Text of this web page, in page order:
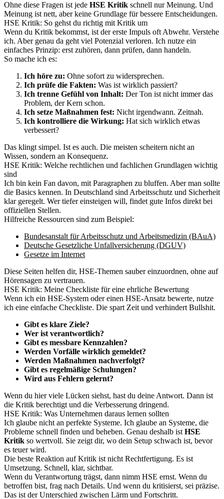
Ohne diese Fragen ist jede HSE Kritik schnell nur Meinung. Und
Meinung ist nett, aber keine Grundlage für bessere Entscheidungen.
HSE Kritik: So gehst du richtig mit Kritik um
Wenn du Kritik bekommst, ist der erste Impuls oft Abwehr. Verstehe
ich. Aber genau da geht viel Potenzial verloren. Ich nutze ein
einfaches Prinzip: erst zuhören, dann prüfen, dann handeln.
So mache ich es:
Ich höre zu: Ohne sofort zu widersprechen.
Ich prüfe die Fakten: Was ist wirklich passiert?
Ich trenne Gefühl von Inhalt: Der Ton ist nicht immer das
Problem, der Kern schon.
Ich setze Maßnahmen fest: Nicht irgendwann. Zeitnah.
Ich kontrolliere die Wirkung: Hat sich wirklich etwas
verbessert?
Das klingt simpel. Ist es auch. Die meisten scheitern nicht an
Wissen, sondern an Konsequenz.
HSE Kritik: Welche rechtlichen und fachlichen Grundlagen wichtig
sind
Ich bin kein Fan davon, mit Paragraphen zu bluffen. Aber man sollte
die Basics kennen. In Deutschland sind Arbeitsschutz und Sicherheit
klar geregelt. Wer tiefer einsteigen will, findet gute Infos direkt bei
offiziellen Stellen.
Hilfreiche Ressourcen sind zum Beispiel:
Bundesanstalt für Arbeitsschutz und Arbeitsmedizin (BAuA)
Deutsche Gesetzliche Unfallversicherung (DGUV)
Gesetze im Internet
Diese Seiten helfen dir, HSE-Themen sauber einzuordnen, ohne auf
Hörensagen zu vertrauen.
HSE Kritik: Meine Checkliste für eine ehrliche Bewertung
Wenn ich ein HSE-System oder einen HSE-Ansatz bewerte, nutze
ich eine einfache Checkliste. Die spart Zeit und verhindert Bullshit.
Gibt es klare Ziele?
Wer ist verantwortlich?
Gibt es messbare Kennzahlen?
Werden Vorfälle wirklich gemeldet?
Werden Maßnahmen nachverfolgt?
Gibt es regelmäßige Schulungen?
Wird aus Fehlern gelernt?
Wenn du hier viele Lücken siehst, hast du deine Antwort. Dann ist
die Kritik berechtigt und die Verbesserung dringend.
HSE Kritik: Was Unternehmen daraus lernen sollten
Ich glaube nicht an perfekte Systeme. Ich glaube an Systeme, die
Probleme schnell finden und beheben. Genau deshalb ist HSE
Kritik so wertvoll. Sie zeigt dir, wo dein Setup schwach ist, bevor
es teuer wird.
Die beste Reaktion auf Kritik ist nicht Rechtfertigung. Es ist
Umsetzung. Schnell, klar, sichtbar.
Wenn du Verantwortung trägst, dann nimm HSE ernst. Wenn du
betroffen bist, frag nach Details. Und wenn du kritisierst, sei präzise.
Das ist der Unterschied zwischen Lärm und Fortschritt.